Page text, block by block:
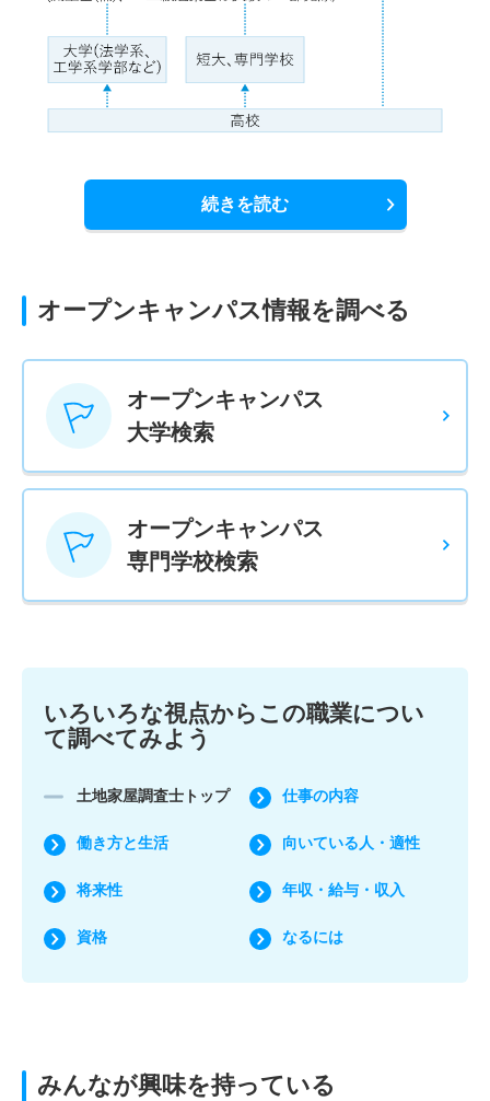
続きを読む
オープンキャンパス情報を調べる
オープンキャンパス
大学検索
オープンキャンパス
専門学校検索
いろいろな視点からこの職業につい
て調べてみよう
土地家屋調査士トップ 仕事の内容
働き方と生活 向いている人・適性
将来性 年収・給与・収入
資格 なるには
みんなが興味を持っている